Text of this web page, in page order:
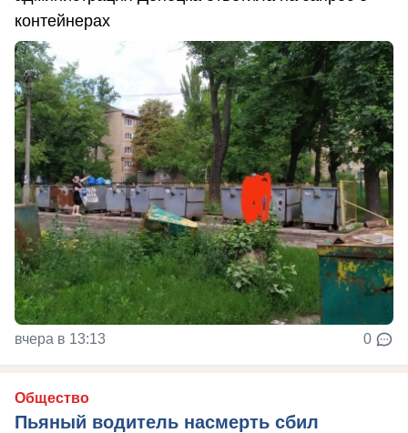
контейнерах
вчера в 13:13 0
Общество
Пьяный водитель насмерть сбил